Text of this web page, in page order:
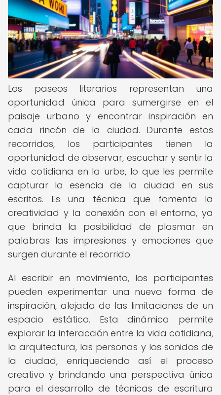
Los paseos literarios representan una
oportunidad única para sumergirse en el
paisaje urbano y encontrar inspiración en
cada rincón de la ciudad. Durante estos
recorridos, los participantes tienen la
oportunidad de observar, escuchar y sentir la
vida cotidiana en la urbe, lo que les permite
capturar la esencia de la ciudad en sus
escritos. Es una técnica que fomenta la
creatividad y la conexión con el entorno, ya
que brinda la posibilidad de plasmar en
palabras las impresiones y emociones que
surgen durante el recorrido.
Al escribir en movimiento, los participantes
pueden experimentar una nueva forma de
inspiración, alejada de las limitaciones de un
espacio estático. Esta dinámica permite
explorar la interacción entre la vida cotidiana,
la arquitectura, las personas y los sonidos de
la ciudad, enriqueciendo así el proceso
creativo y brindando una perspectiva única
para el desarrollo de técnicas de escritura